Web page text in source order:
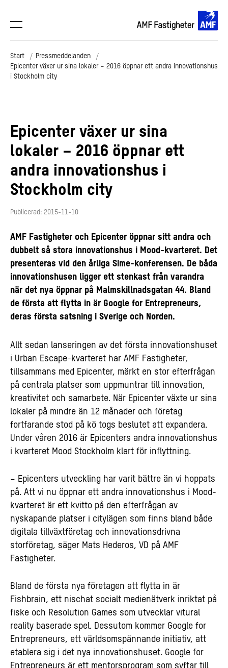
Start
Pressmeddelanden
Epicenter växer ur sina lokaler – 2016 öppnar ett andra innovationshus
i Stockholm city
Epicenter växer ur sina
lokaler – 2016 öppnar ett
andra innovationshus i
Stockholm city
Publicerad: 2015-11-10
AMF Fastigheter och Epicenter öppnar sitt andra och
dubbelt så stora innovationshus i Mood-kvarteret. Det
presenteras vid den årliga Sime-konferensen. De båda
innovationshusen ligger ett stenkast från varandra
när det nya öppnar på Malmskillnadsgatan 44. Bland
de första att flytta in är Google for Entrepreneurs,
deras första satsning i Sverige och Norden.
Allt sedan lanseringen av det första innovationshuset
i Urban Escape-kvarteret har AMF Fastigheter,
tillsammans med Epicenter, märkt en stor efterfrågan
på centrala platser som uppmuntrar till innovation,
kreativitet och samarbete. När Epicenter växte ur sina
lokaler på mindre än 12 månader och företag
fortfarande stod på kö togs beslutet att expandera.
Under våren 2016 är Epicenters andra innovationshus
i kvarteret Mood Stockholm klart för inflyttning.
– Epicenters utveckling har varit bättre än vi hoppats
på. Att vi nu öppnar ett andra innovationshus i Mood-
kvarteret är ett kvitto på den efterfrågan av
nyskapande platser i citylägen som finns bland både
digitala tillväxtföretag och innovationsdrivna
storföretag, säger Mats Hederos, VD på AMF
Fastigheter.
Bland de första nya företagen att flytta in är
Fishbrain, ett nischat socialt medienätverk inriktat på
fiske och Resolution Games som utvecklar vitural
reality baserade spel. Dessutom kommer Google for
Entrepreneurs, ett världsomspännande initiativ, att
etablera sig i det nya innovationshuset. Google for
Entrepreneurs är ett mentorsprogram som syftar till